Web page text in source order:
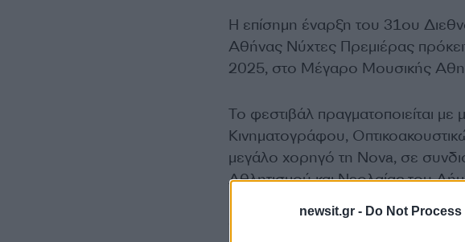
newsit.gr - Do Not
Η επίσημη έναρξη του 31ου
Αθήνας Νύχτες Πρεμιέρας
2025, στο Μέγαρο Μουσικής
Το φεστιβάλ πραγματοποιείται
Κινηματογράφου,
μεγάλο χορηγό τη Nova, σε
Αθλητισμού και Νεολαίας του
και οικονομική υποστήριξη του
από την 1η έως και τις 12